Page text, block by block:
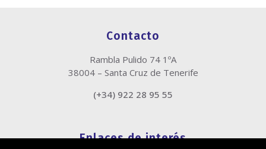
Contacto
Rambla Pulido 74 1ºA
38004 – Santa Cruz de Tenerife
(+34) 922 28 95 55
Enlaces de interés